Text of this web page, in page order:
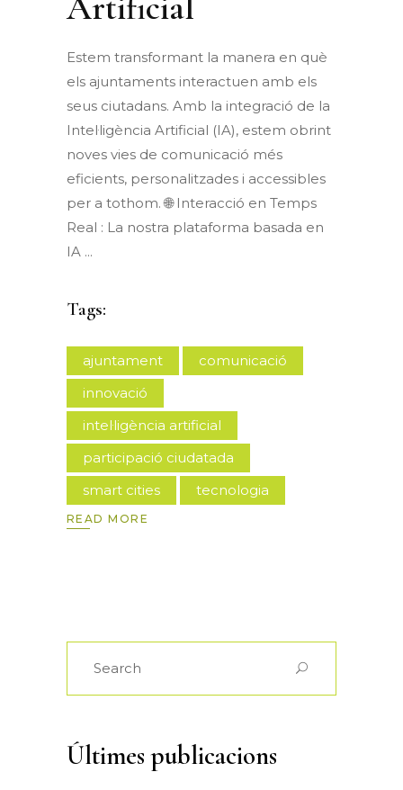
Estem transformant la manera en què
els ajuntaments interactuen amb els
seus ciutadans. Amb la integració de la
Intel·ligència Artificial (IA), estem obrint
noves vies de comunicació més
eficients, personalitzades i accessibles
per a tothom. 🌐 Interacció en Temps
Real : La nostra plataforma basada en
IA
Tags:
ajuntament
comunicació
innovació
intel·ligència artificial
participació ciudatada
smart cities
tecnologia
READ MORE
Últimes publicacions